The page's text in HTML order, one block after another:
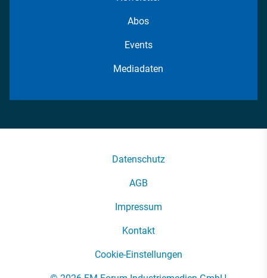
Abos
Events
Mediadaten
Datenschutz
AGB
Impressum
Kontakt
Cookie-Einstellungen